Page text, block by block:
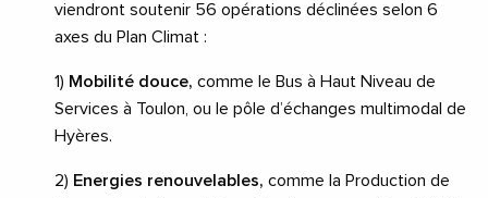
viendront soutenir 56 opérations déclinées selon 6
axes du Plan Climat :
1) Mobilité douce, comme le Bus à Haut Niveau de
Services à Toulon, ou le pôle d’échanges multimodal de
Hyères.
2) Energies renouvelables, comme la Production de